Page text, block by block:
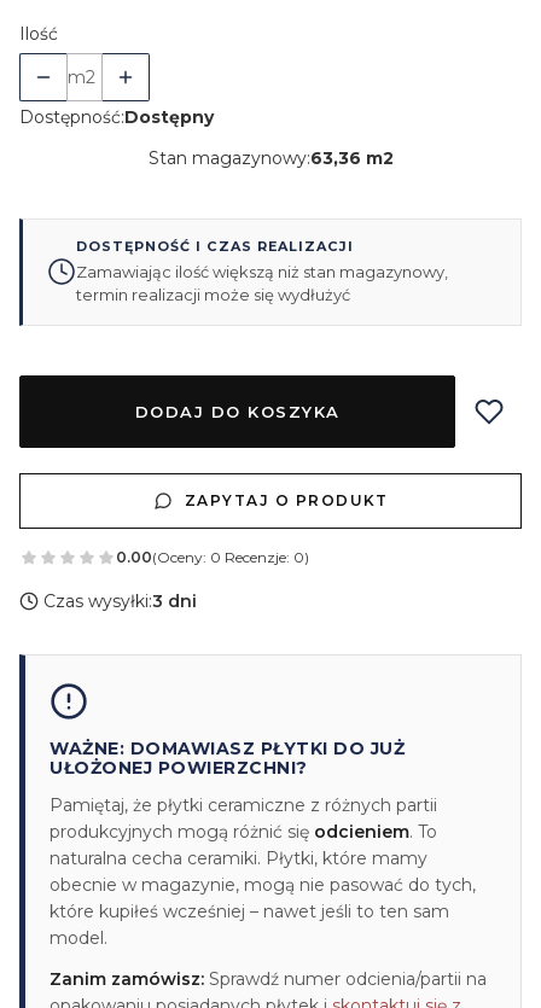
Ilość
m2
Dostępność:Dostępny
Stan magazynowy:63,36 m2
DOSTĘPNOŚĆ I CZAS REALIZACJI
Zamawiając ilość większą niż stan magazynowy,
termin realizacji może się wydłużyć
DODAJ DO KOSZYKA
ZAPYTAJ O PRODUKT
0.00(Oceny: 0 Recenzje: 0)
Czas wysyłki:3 dni
WAŻNE: DOMAWIASZ PŁYTKI DO JUŻ
UŁOŻONEJ POWIERZCHNI?
Pamiętaj, że płytki ceramiczne z różnych partii
produkcyjnych mogą różnić się odcieniem. To
naturalna cecha ceramiki. Płytki, które mamy
obecnie w magazynie, mogą nie pasować do tych,
które kupiłeś wcześniej – nawet jeśli to ten sam
model.
Zanim zamówisz: Sprawdź numer odcienia/partii na